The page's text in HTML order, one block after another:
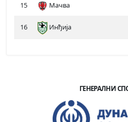
15 Мачва
16 Инђија
ГЕНЕРАЛНИ